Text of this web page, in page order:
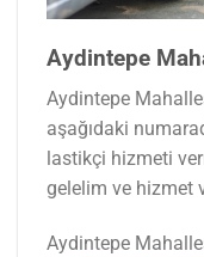
Aydintepe
Aydintepe
aşağıdaki
lastikçi hizmeti
gelelim ve hizmet
Aydintepe